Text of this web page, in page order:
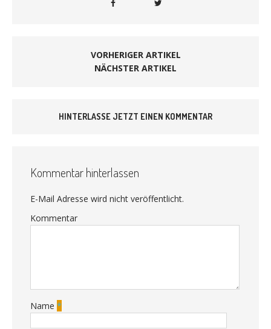
VORHERIGER ARTIKEL
NÄCHSTER ARTIKEL
HINTERLASSE JETZT EINEN KOMMENTAR
Kommentar hinterlassen
E-Mail Adresse wird nicht veröffentlicht.
Kommentar
Name *